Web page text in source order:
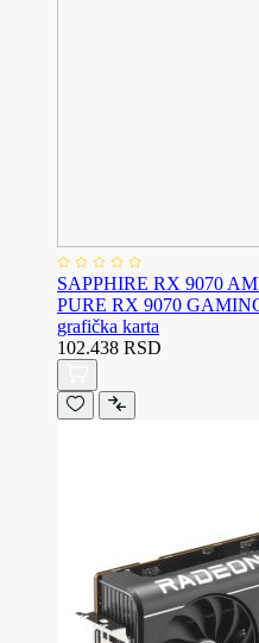
SAPPHIRE RX 9070
PURE RX 9070
grafička karta
102.438 RSD